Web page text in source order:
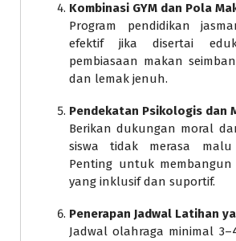
Kombinasi GYM dan Pola
Program pendidikan
efektif jika disertai
pembiasaan makan
dan lemak jenuh.
Pendekatan Psikologis dan
Berikan dukungan moral
siswa tidak merasa
Penting untuk membangun
yang inklusif dan suportif.
Penerapan Jadwal Latihan
Jadwal olahraga minimal